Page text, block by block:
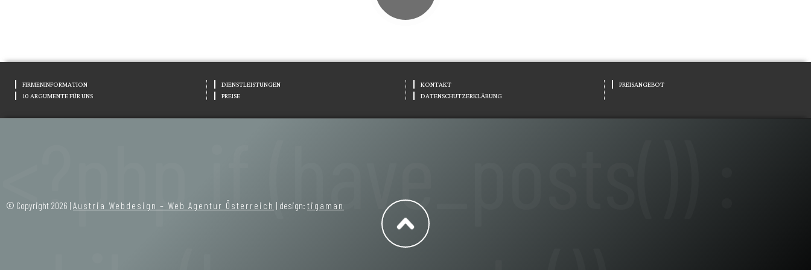
FIRMENINFORMATION
10 ARGUMENTE FÜR UNS
DIENSTLEISTUNGEN
PREISE
KONTAKT
DATENSCHUTZERKLÄRUNG
PREISANGEBOT
© Copyright 2026 | Austria Webdesign – Web Agentur Österreich | design: tigaman